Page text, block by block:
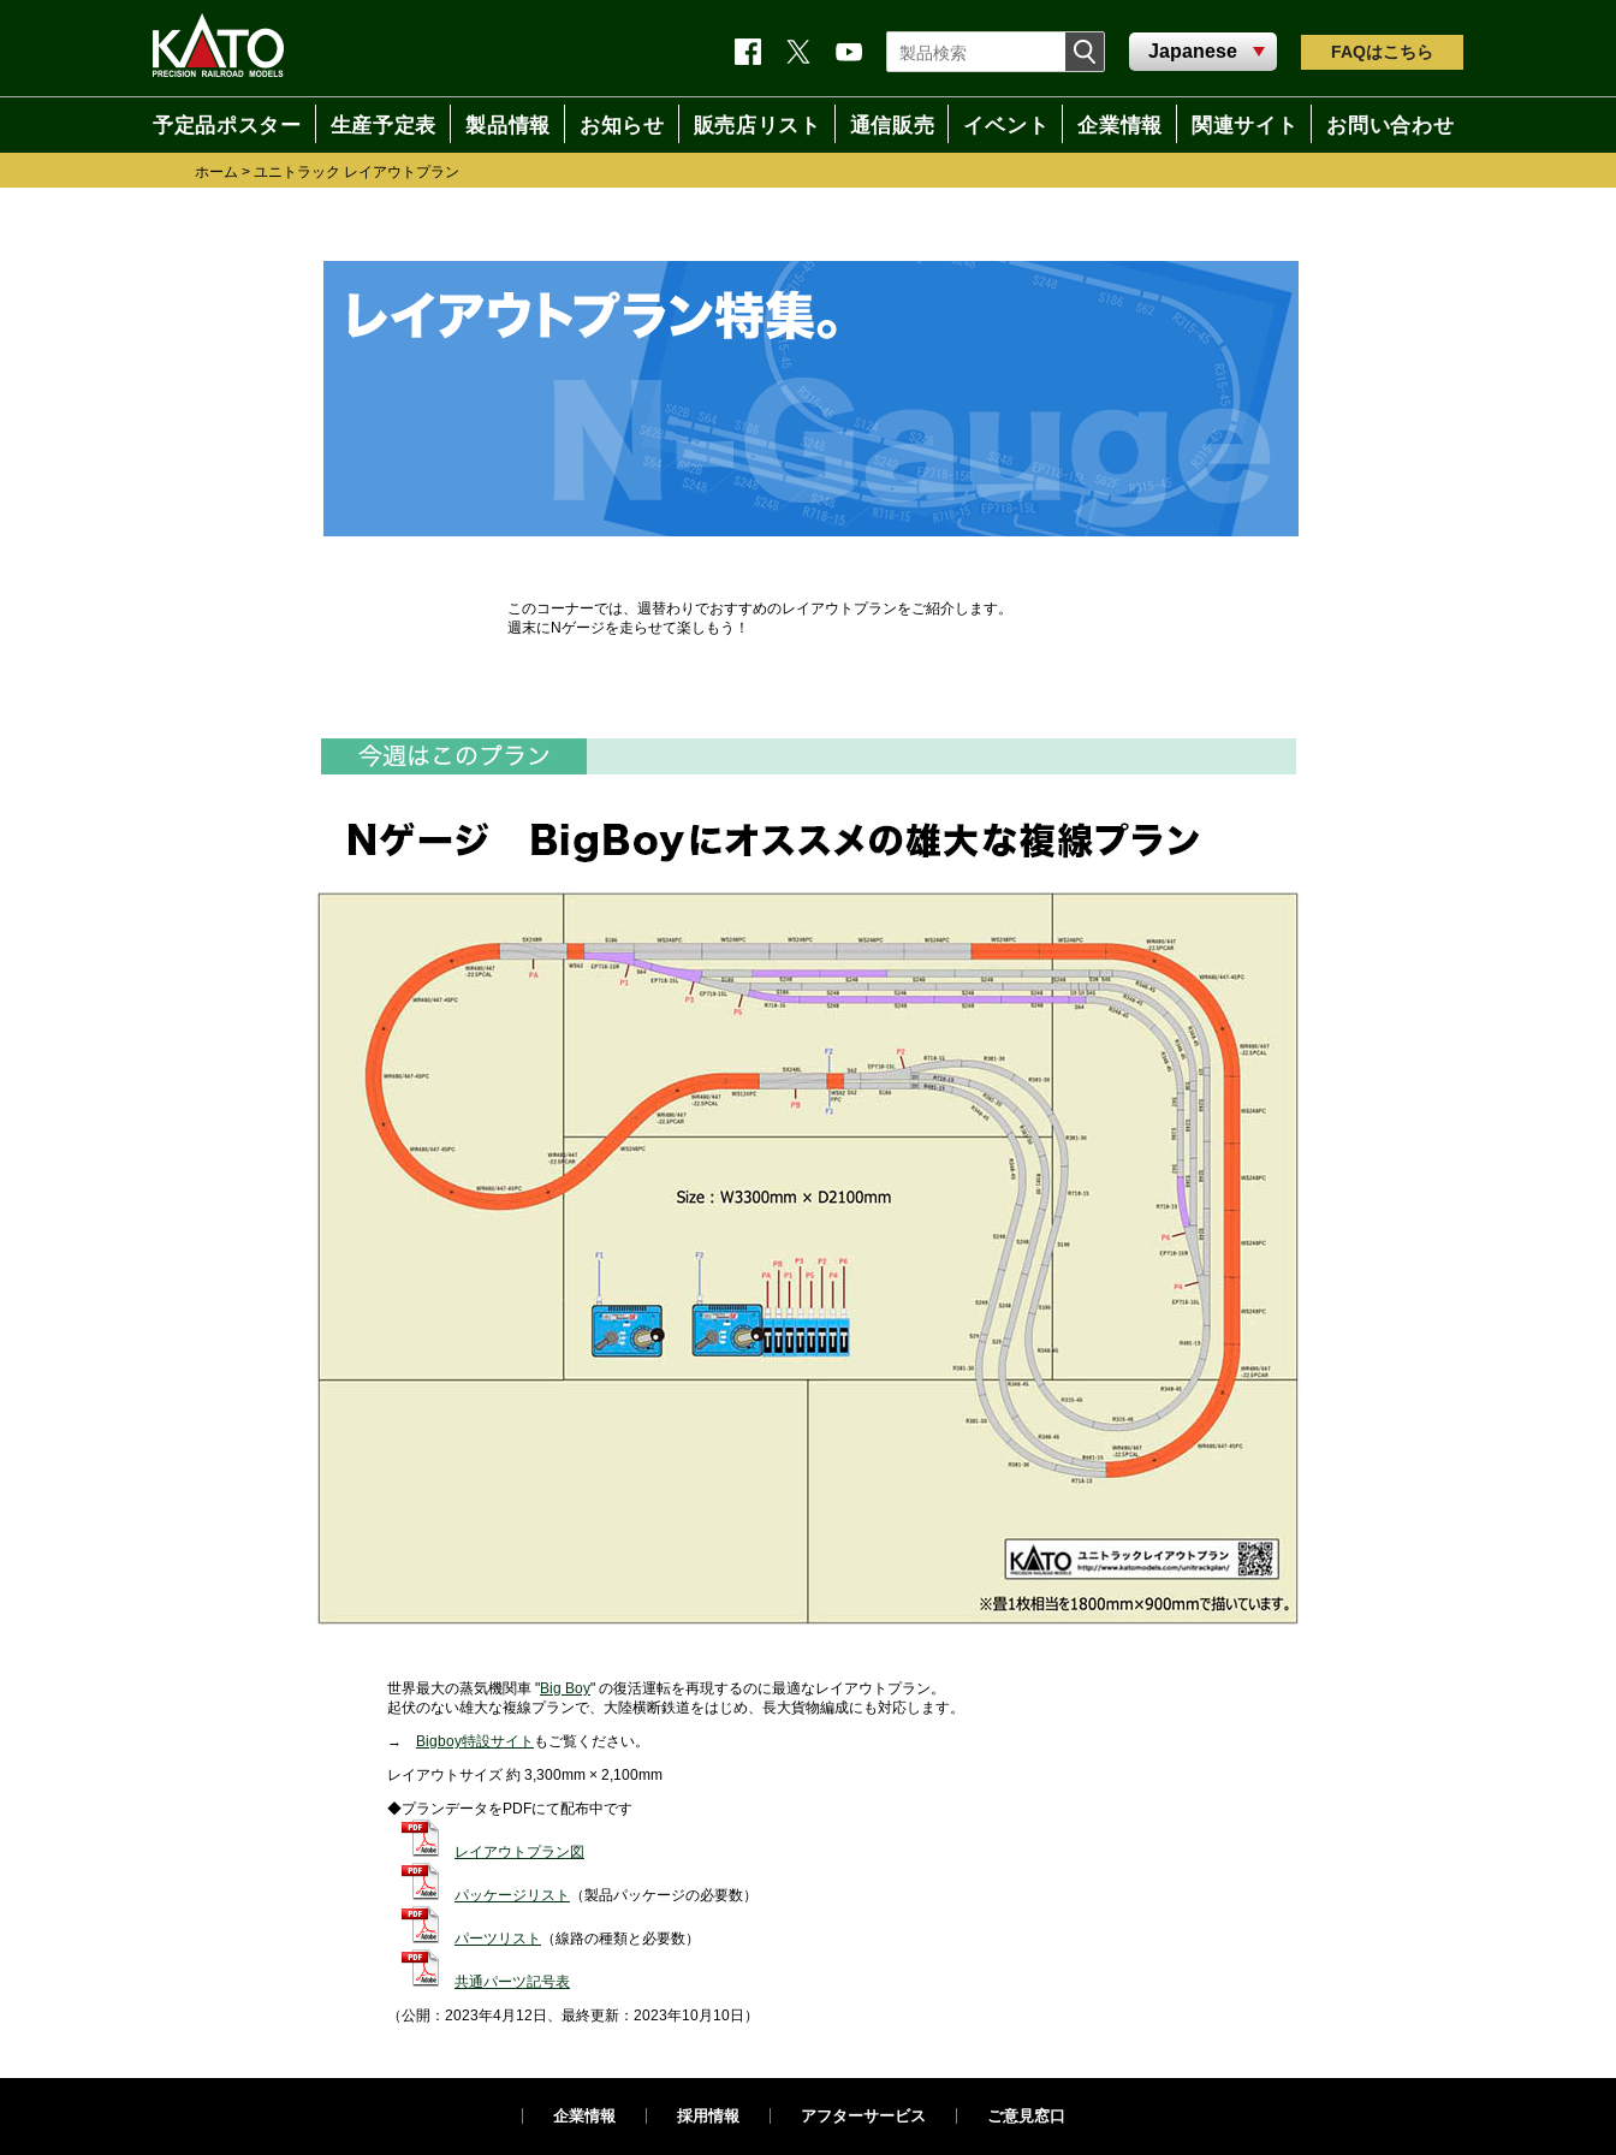
FAQはこちら
予定品ポスター 生産予定表 製品情報 お知らせ 販売店リスト 通信販売 イベント 企業情報 関連サイト お問い合わせ
ホーム > ユニトラック レイアウトプラン
このコーナーでは、週替わりでおすすめのレイアウトプランをご紹介します。
週末にNゲージを走らせて楽しもう！
世界最大の蒸気機関車 "Big Boy" の復活運転を再現するのに最適なレイアウトプラン。
起伏のない雄大な複線プランで、大陸横断鉄道をはじめ、長大貨物編成にも対応します。
→
Bigboy特設サイト もご覧ください。
レイアウトサイズ 約 3,300mm × 2,100mm
◆プランデータをPDFにて配布中です
レイアウトプラン図
パッケージリスト （製品パッケージの必要数）
パーツリスト （線路の種類と必要数）
共通パーツ記号表
（公開：2023年4月12日、最終更新：2023年10月10日）
企業情報 採用情報 アフターサービス ご意見窓口